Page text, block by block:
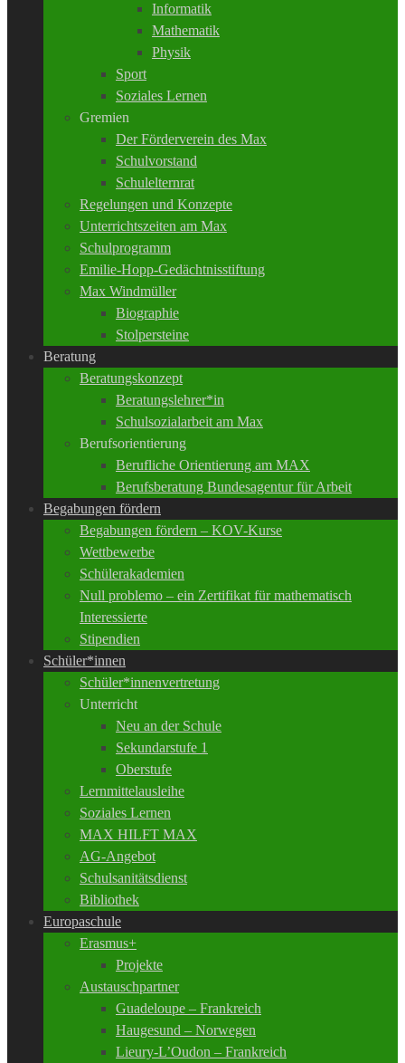
Informatik
Mathematik
Physik
Sport
Soziales Lernen
Gremien
Der Förderverein des Max
Schulvorstand
Schulelternrat
Regelungen und Konzepte
Unterrichtszeiten am Max
Schulprogramm
Emilie-Hopp-Gedächtnisstiftung
Max Windmüller
Biographie
Stolpersteine
Beratung
Beratungskonzept
Beratungslehrer*in
Schulsozialarbeit am Max
Berufsorientierung
Berufliche Orientierung am MAX
Berufsberatung Bundesagentur für Arbeit
Begabungen fördern
Begabungen fördern – KOV-Kurse
Wettbewerbe
Schülerakademien
Null problemo – ein Zertifikat für mathematisch
Interessierte
Stipendien
Schüler*innen
Schüler*innenvertretung
Unterricht
Neu an der Schule
Sekundarstufe 1
Oberstufe
Lernmittelausleihe
Soziales Lernen
MAX HILFT MAX
AG-Angebot
Schulsanitätsdienst
Bibliothek
Europaschule
Erasmus+
Projekte
Austauschpartner
Guadeloupe – Frankreich
Haugesund – Norwegen
Lieury-L’Oudon – Frankreich